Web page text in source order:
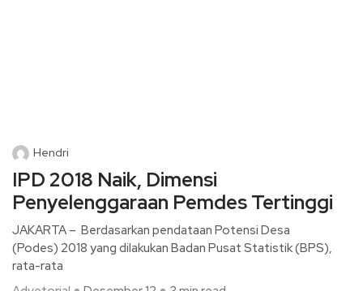
Hendri
IPD 2018 Naik, Dimensi
Penyelenggaraan Pemdes Tertinggi
JAKARTA – Berdasarkan pendataan Potensi Desa
(Podes) 2018 yang dilakukan Badan Pusat Statistik (BPS),
rata-rata